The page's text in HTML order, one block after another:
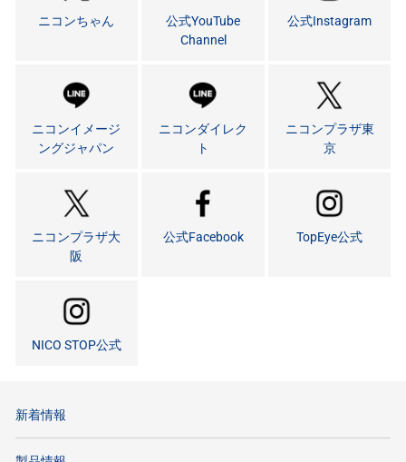
ニコンちゃん
公式YouTube
Channel
公式Instagram
ニコンイメージ
ングジャパン
ニコンダイレク
ト
ニコンプラザ東
京
ニコンプラザ大
阪
公式Facebook TopEye公式
NICO STOP公式
新着情報